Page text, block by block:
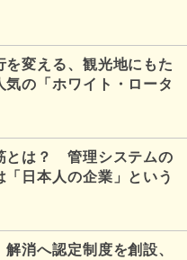
を変える、観光地にもた
の「ホワイト・ロータ
とは？ 管理システムの
日本人の企業」という
消へ認定制度を創設、